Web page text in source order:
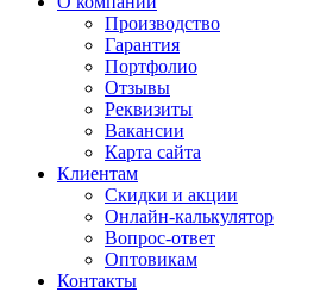
Производство
Гарантия
Портфолио
Отзывы
Реквизиты
Вакансии
Карта сайта
Клиентам
Скидки и акции
Онлайн-калькулятор
Вопрос-ответ
Оптовикам
Контакты